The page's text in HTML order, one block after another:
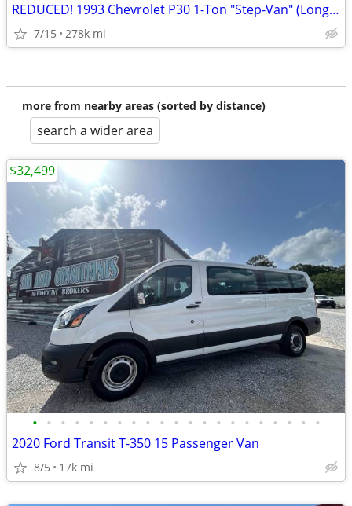
REDUCED! 1993 Chevrolet P30 1-Ton "Step-Van" (Long WB)
7/15 278k mi
more from nearby areas (sorted by distance)
search a wider area
• • • • • • • • • • • • • • • • • • • • •
2020 Ford Transit T-350 15 Passenger Van
8/5 17k mi
$32,499